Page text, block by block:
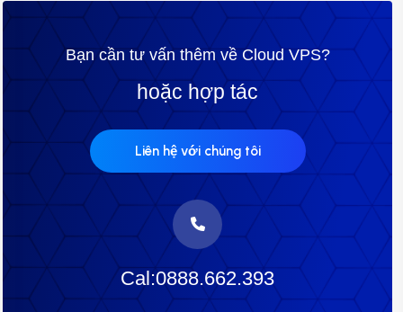
Bạn cần tư vấn thêm về Cloud VPS?
hoặc hợp tác
Liên hệ với chúng tôi
Cal:0888.662.393